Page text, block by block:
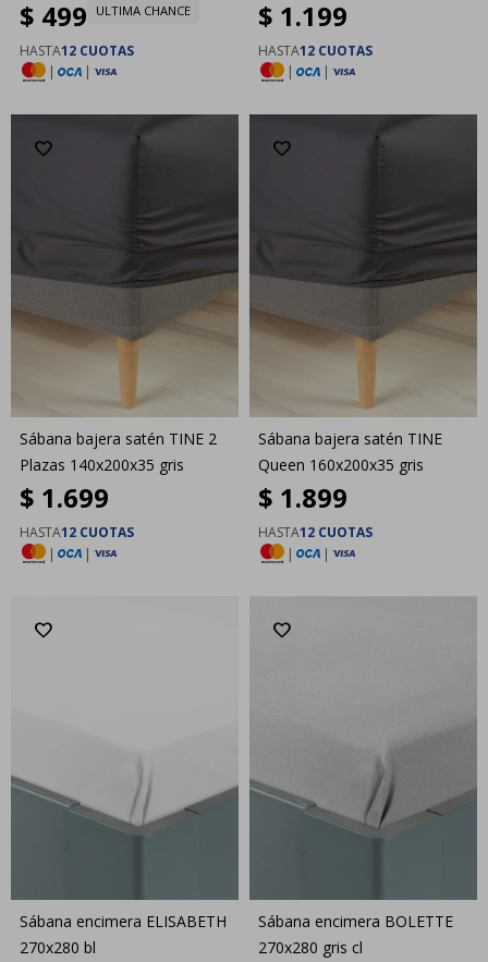
gris
$ 499 ULTIMA CHANCE
HASTA12 CUOTAS
|
|
$ 1.199
HASTA12 CUOTAS
|
|
Sábana bajera satén TINE 2
Plazas 140x200x35 gris
$ 1.699
HASTA12 CUOTAS
|
|
Sábana bajera satén TINE
Queen 160x200x35 gris
$ 1.899
HASTA12 CUOTAS
|
|
Sábana encimera ELISABETH
270x280 bl
Sábana encimera BOLETTE
270x280 gris cl